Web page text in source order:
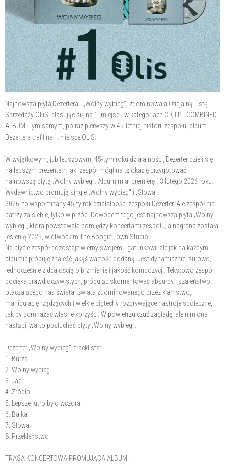
Najnowsza płyta Dezertera - „Wolny wybieg", zdominowała Oficjalną Listę
Sprzedaży OLiS, plasując się na 1. miejscu w kategoriach CD, LP i COMBINED
ALBUM! Tym samym, po raz pierwszy w 45-letniej historii zespołu, album
Dezertera trafił na 1.miejsce OLiS.
W wyjątkowym, jubileuszowym, 45-tym roku działalności, Dezerter dzieli się
najlepszym prezentem jaki zespół mógł na tę okazję przygotować –
najnowszą płytą „Wolny wybieg". Album miał premierę 13 lutego 2026 roku.
Wydawnictwo promują single „Wolny wybieg" i „Słowa".
2026, to wspominany 45-ty rok działalności zespołu Dezerter. Ale zespół nie
patrzy za siebie, tylko w przód. Dowodem tego jest najnowsza płyta „Wolny
wybieg", która powstawała pomiędzy koncertami zespołu, a nagrana została
jesienią 2025, w otwockim The Boogie Town Studio.
Na płycie zespół pozostaje wierny swojemu gatunkowi, ale jak na każdym
albumie próbuje znaleźć jakąś wartość dodaną. Jest dynamicznie, surowo,
jednocześnie z dbałością o brzmienie i jakość kompozycji. Tekstowo zespół
docieka prawd oczywistych, próbując skomentować absurdy i szaleństwo
otaczającego nas świata. Świata zdominowanego przez kłamstwo,
manipulację rządzących i wielkie bigtechy rozgrywające nastroje społeczne,
tak by pomnażać własne korzyści. W powietrzu czuć zagładę, ale nim ona
nastąpi, warto posłuchać płyty „Wolny wybieg".
Dezerter „Wolny wybieg", tracklista:
1. Burza
2. Wolny wybieg
3. Jad
4. Źródło
5. Lepsze jutro było wczoraj
6. Bajka
7. Słowa
8. Przekleństwo
TRASA KONCERTOWA PROMUJĄCA ALBUM: